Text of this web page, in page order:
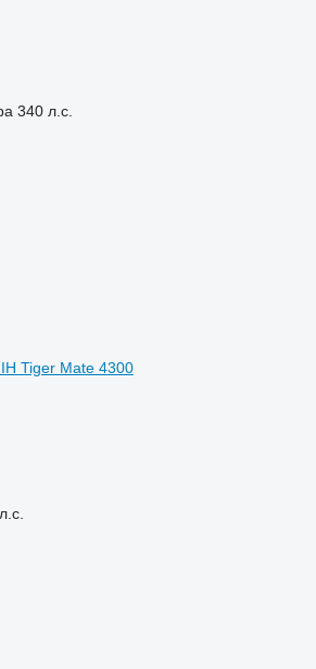
340 л.с.
IH Tiger Mate 4300